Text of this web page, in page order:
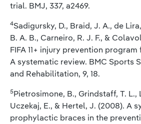
trial. BMJ, 337, a2469.
4Sadigursky, D., Braid, J. A., de
B. A. B., Carneiro, R. J. F., &
FIFA 11+ injury prevention
A systematic review. BMC Sports
and Rehabilitation, 9, 18.
5Pietrosimone, B., Grindstaff, T. L.,
Uczekaj, E., & Hertel, J. (2008). A
prophylactic braces in the